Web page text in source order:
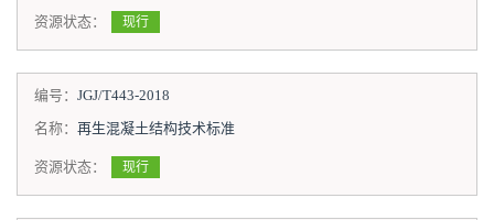
资源状态： 现行
编号： JGJ/T443-2018
名称： 再生混凝土结构技术标准
资源状态： 现行